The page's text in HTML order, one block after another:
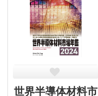
世界半導体材料市